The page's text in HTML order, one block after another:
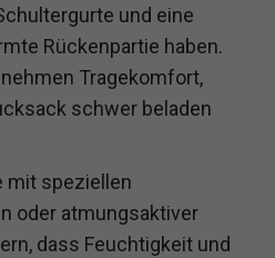
und eine
Rückenpartie haben.
Tragekomfort,
schwer beladen
mit speziellen
oder atmungsaktiver
dass Feuchtigkeit und